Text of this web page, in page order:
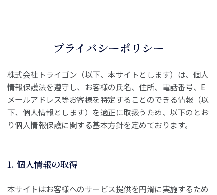
プライバシーポリシー
株式会社トライゴン（以下、本サイトとします）は、個人
情報保護法を遵守し、お客様の氏名、住所、電話番号、E
メールアドレス等お客様を特定することのできる情報（以
下、個人情報とします）を適正に取扱うため、以下のとお
り個人情報保護に関する基本方針を定めております。
1. 個人情報の取得
本サイトはお客様へのサービス提供を円滑に実施するため